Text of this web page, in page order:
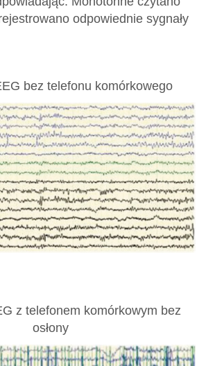
odpowiednie sygnały
bez telefonu komórkowego
z telefonem komórkowym bez
osłony